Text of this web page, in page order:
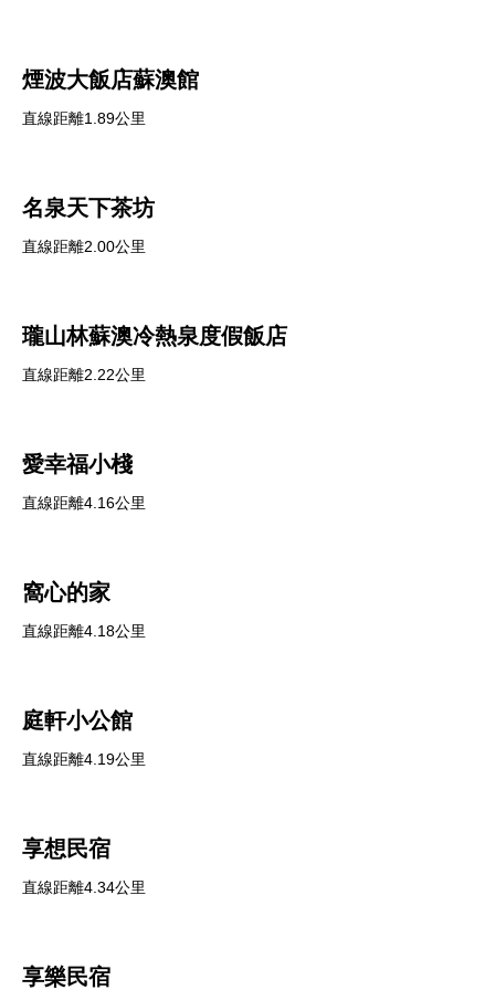
煙波大飯店蘇澳館
直線距離1.89公里
名泉天下茶坊
直線距離2.00公里
瓏山林蘇澳冷熱泉度假飯店
直線距離2.22公里
愛幸福小棧
直線距離4.16公里
窩心的家
直線距離4.18公里
庭軒小公館
直線距離4.19公里
享想民宿
直線距離4.34公里
享樂民宿